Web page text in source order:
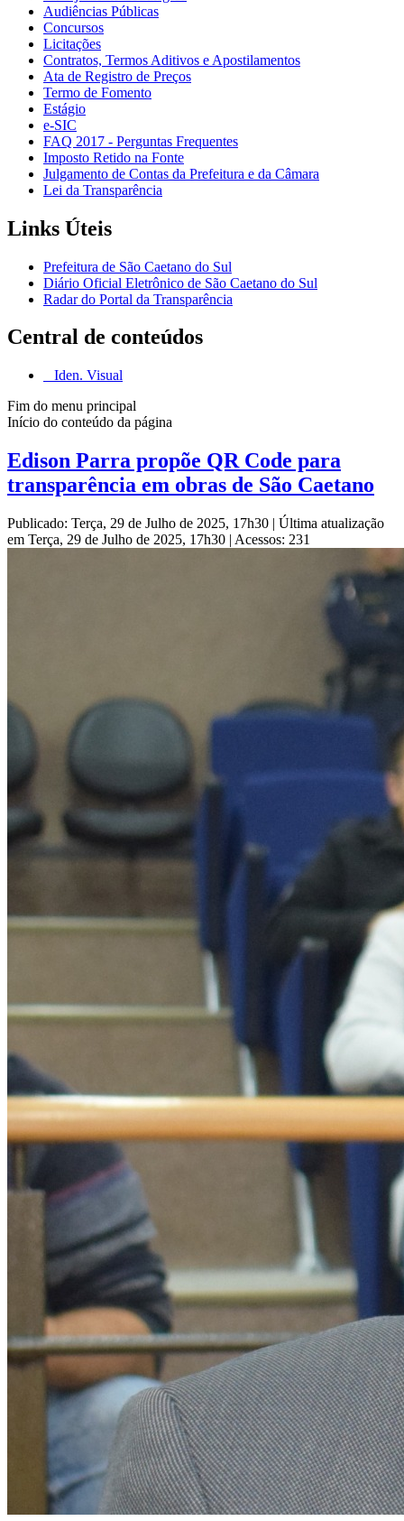
Audiências Públicas
Concursos
Licitações
Contratos, Termos Aditivos e Apostilamentos
Ata de Registro de Preços
Termo de Fomento
Estágio
e-SIC
FAQ 2017 - Perguntas Frequentes
Imposto Retido na Fonte
Julgamento de Contas da Prefeitura e da Câmara
Lei da Transparência
Links Úteis
Prefeitura de São Caetano do Sul
Diário Oficial Eletrônico de São Caetano do Sul
Radar do Portal da Transparência
Central de conteúdos
Iden. Visual
Fim do menu principal
Início do conteúdo da página
Edison Parra propõe QR Code para
transparência em obras de São Caetano
Publicado: Terça, 29 de Julho de 2025, 17h30 | Última atualização
em Terça, 29 de Julho de 2025, 17h30 | Acessos: 231